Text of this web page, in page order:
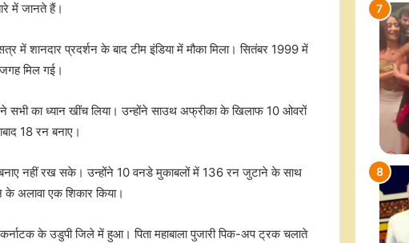
में जानते हैं।
में शानदार प्रदर्शन के बाद टीम इंडिया में मौका मिला। सितंबर 1999 में
मिल गई।
सभी का ध्यान खींच लिया। उन्होंने साउथ अफ्रीका के खिलाफ 10 ओवरों
18 रन बनाए।
बनाए नहीं रख सके। उन्होंने 10 वनडे मुकाबलों में 136 रन जुटाने के साथ
अलावा एक शिकार किया।
के उडुपी जिले में हुआ। पिता महाबाला पुजारी पिक-अप ट्रक चलाते